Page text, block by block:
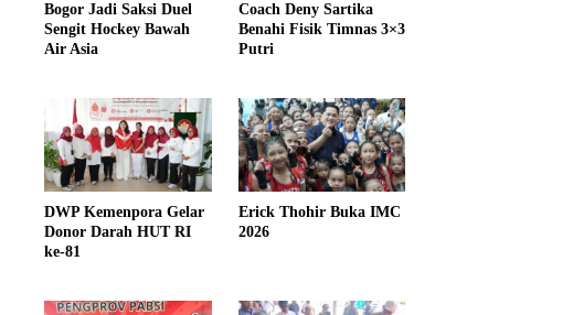
Bogor Jadi Saksi Duel
Sengit Hockey Bawah
Air Asia
Coach Deny Sartika
Benahi Fisik Timnas 3×3
Putri
DWP Kemenpora Gelar
Donor Darah HUT RI
ke-81
Erick Thohir Buka IMC
2026